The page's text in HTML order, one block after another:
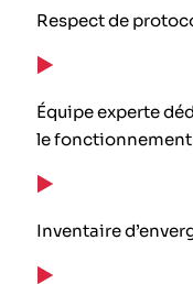
Respect de
Équipe experte
le fonctionnement
Inventaire